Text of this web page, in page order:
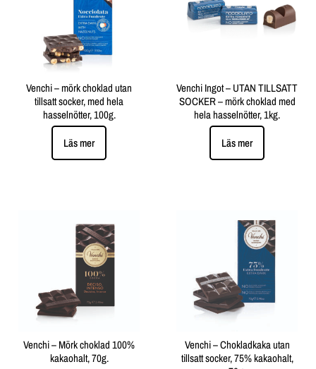
Venchi – mörk choklad utan
tillsatt socker, med hela
hasselnötter, 100g.
Läs mer
Venchi Ingot – UTAN TILLSATT
SOCKER – mörk choklad med
hela hasselnötter, 1kg.
Läs mer
Venchi – Mörk choklad 100%
kakaohalt, 70g.
Venchi – Chokladkaka utan
tillsatt socker, 75% kakaohalt,